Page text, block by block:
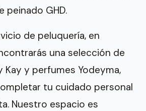
peinado GHD.
de peluquería, en
una selección de
Kay y perfumes Yodeyma,
tu cuidado personal
Nuestro espacio es